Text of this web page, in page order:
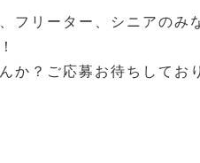
フリーター、シニアのみ
か？ご応募お待ちしてお